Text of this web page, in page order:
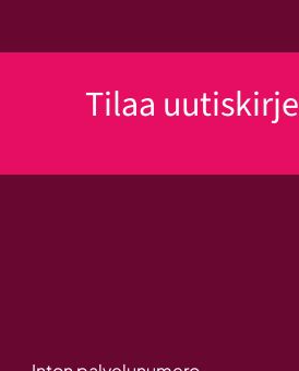
Tilaa uutiskirje